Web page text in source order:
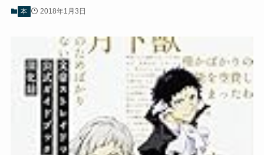
本 2018年1月3日